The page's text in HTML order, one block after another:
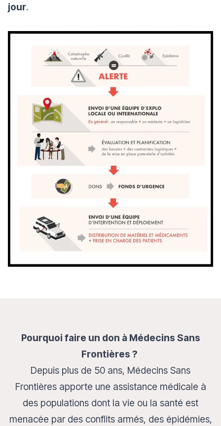
jour.
Pourquoi faire un don à Médecins Sans
Frontières ?
Depuis plus de 50 ans, Médecins Sans
Frontières apporte une assistance médicale à
des populations dont la vie ou la santé est
menacée par des conflits armés, des épidémies,